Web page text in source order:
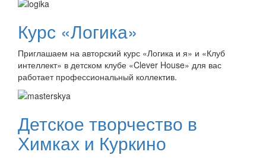
Курс «Логика»
Приглашаем на авторский курс «Логика и я» и «Клуб
интеллект» в детском клубе «Clever House» для вас
работает профессиональный коллектив.
Детское творчество в
Химках и Куркино